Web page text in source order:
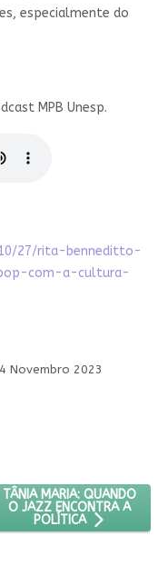
especialmente do
MPB Unesp.
27/rita-benneditto-
com-a-cultura-
Novembro 2023
PIMENTA FALA SOBRE
PRÓXIMO ARTIGO: TÂNIA
TÂNIA MARIA: QUANDO
O JAZZ ENCONTRA A
POLÍTICA